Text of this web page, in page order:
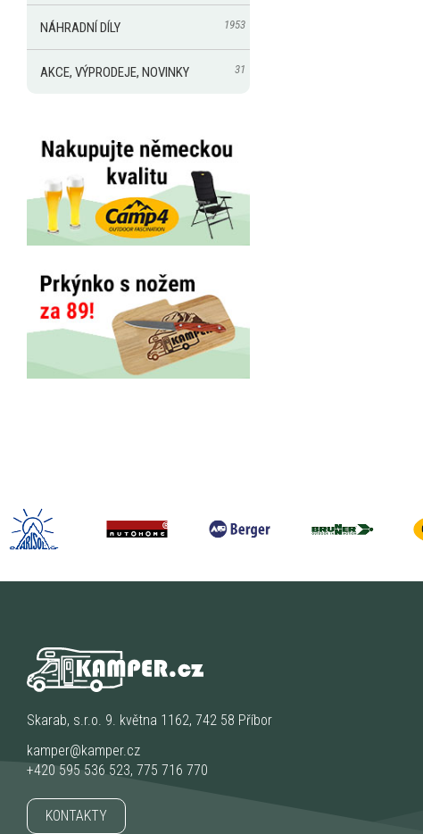
NÁHRADNÍ DÍLY 1953
AKCE, VÝPRODEJE, NOVINKY 31
Skarab, s.r.o. 9. května 1162, 742 58 Příbor
kamper@kamper.cz
+420 595 536 523, 775 716 770
KONTAKTY